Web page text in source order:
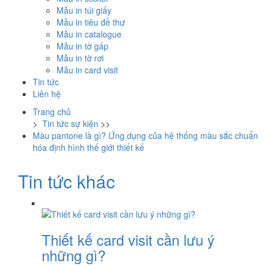
Mẫu in túi giấy
Mẫu in tiêu đề thư
Mẫu in catalogue
Mẫu in tờ gấp
Mẫu in tờ rơi
Mẫu in card visit
Tin tức
Liên hệ
Trang chủ
> Tin tức sự kiện >>
Màu pantone là gì? Ứng dụng của hệ thống màu sắc chuẩn
hóa định hình thế giới thiết kế
Tin tức khác
Thiết kế card visit cần lưu ý
những gì?